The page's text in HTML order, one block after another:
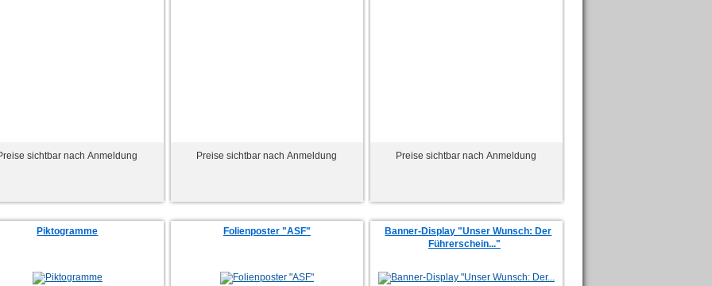
sichtbar nach Anmeldung Preise sichtbar nach Anmeldung Preise sichtbar nach Anmeldung
Piktogramme Folienposter "ASF"
Banner-Display "Unser Wunsch: Der
Führerschein..."